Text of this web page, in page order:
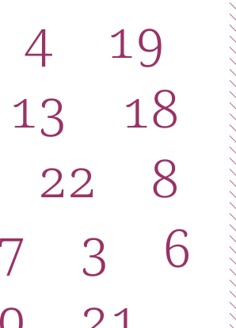
4
19
13
18
22
8
7 3
6